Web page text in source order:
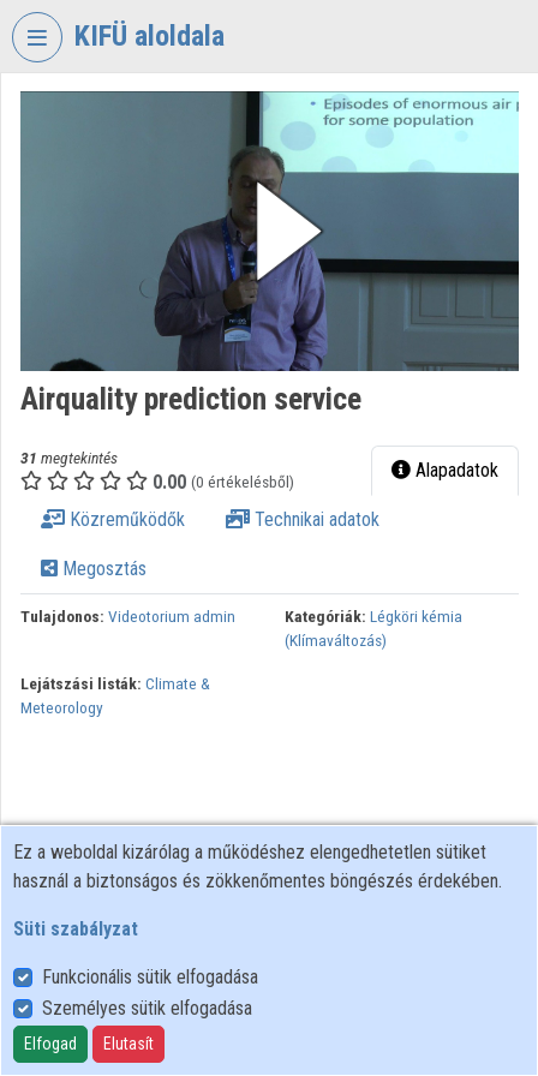
Fejléc kihagyása
KIFÜ aloldala
Intézményi kezdőlap
Bejelentkezés
Intézményi felfedezés
Kategóriák
Intézményi listák
Intézmények
Közreműködők
Airquality prediction service
31 megtekintés
0.00 (0 értékelésből) Alapadatok
Közreműködők Technikai adatok
Megosztás
Tulajdonos: Videotorium admin Kategóriák: Légköri kémia
(Klímaváltozás)
Lejátszási listák: Climate &
Meteorology
Felhasználói szabályzat
Adatkezelési tájékoztató
Süti szabályzat
Ez a weboldal kizárólag a működéshez elengedhetetlen sütiket
használ a biztonságos és zökkenőmentes böngészés érdekében.
Süti szabályzat
Funkcionális sütik elfogadása
Személyes sütik elfogadása
Elfogad Elutasít